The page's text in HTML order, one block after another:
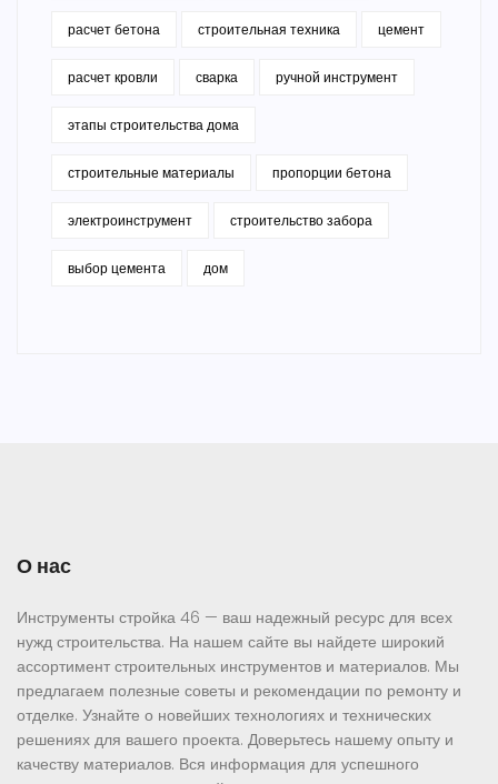
расчет бетона строительная техника цемент
расчет кровли сварка ручной инструмент
этапы строительства дома
строительные материалы пропорции бетона
электроинструмент строительство забора
выбор цемента дом
О нас
Инструменты стройка 46 — ваш надежный ресурс для всех
нужд строительства. На нашем сайте вы найдете широкий
ассортимент строительных инструментов и материалов. Мы
предлагаем полезные советы и рекомендации по ремонту и
отделке. Узнайте о новейших технологиях и технических
решениях для вашего проекта. Доверьтесь нашему опыту и
качеству материалов. Вся информация для успешного